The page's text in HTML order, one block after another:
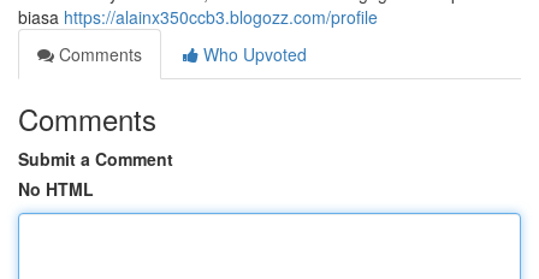
biasa https://alainx350ccb3.blogozz.com/profile
Comments
Who Upvoted
Comments
Submit a Comment
No HTML